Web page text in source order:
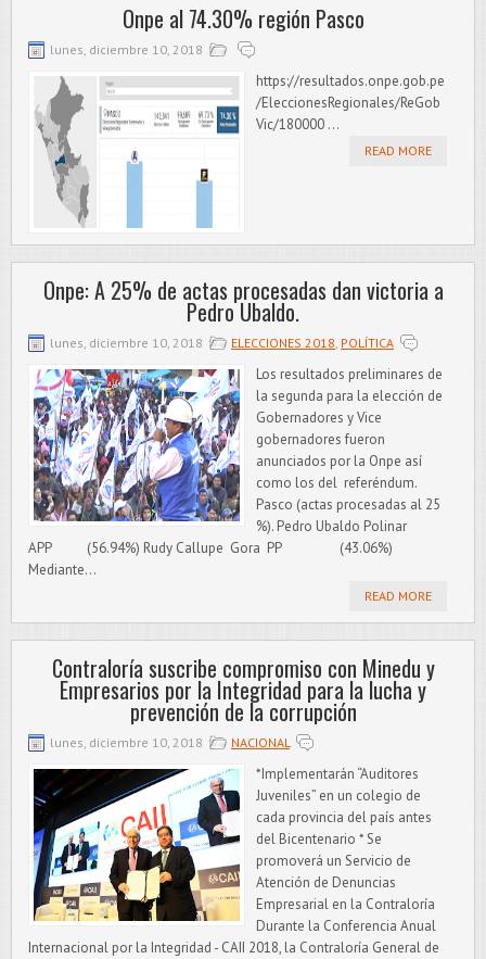
Onpe al 74.30% región Pasco
lunes, diciembre 10, 2018
https://resultados.onpe.gob.pe
/EleccionesRegionales/ReGob
Vic/180000 ...
READ MORE
Onpe: A 25% de actas procesadas dan victoria a
Pedro Ubaldo.
lunes, diciembre 10, 2018 ELECCIONES 2018, POLÍTICA
Los resultados preliminares de
la segunda para la elección de
Gobernadores y Vice
gobernadores fueron
anunciados por la Onpe así
como los del referéndum.
Pasco (actas procesadas al 25
%). Pedro Ubaldo Polinar
APP (56.94%) Rudy Callupe Gora PP (43.06%)
Mediante...
READ MORE
Contraloría suscribe compromiso con Minedu y
Empresarios por la Integridad para la lucha y
prevención de la corrupción
lunes, diciembre 10, 2018 NACIONAL
*Implementarán “Auditores
Juveniles” en un colegio de
cada provincia del país antes
del Bicentenario * Se
promoverá un Servicio de
Atención de Denuncias
Empresarial en la Contraloría
Durante la Conferencia Anual
Internacional por la Integridad - CAII 2018, la Contraloría General de